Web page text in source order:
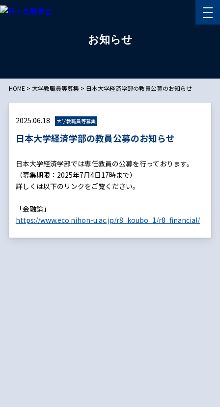
お知らせ
HOME > 大学教職員等募集 > 日本大学経済学部の教員公募のお知らせ
2025.06.18 大学教職員等募集
日本大学経済学部の教員公募のお知らせ
日本大学経済学部では専任教員の公募を行っております。
（募集期限：2025年7月4日17時まで）
詳しくは以下のリンクをご覧ください。
「金融論」
https://www.eco.nihon-u.ac.jp/r8_koubo_1/r8_financial/